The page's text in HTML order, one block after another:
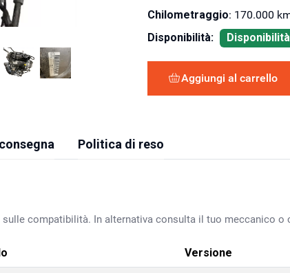
Chilometraggio: 170.000
Disponibilità:
Aggiungi al carrello
Politica di reso
sulle compatibilità. In alternativa consulta il tuo meccanico o
Versione